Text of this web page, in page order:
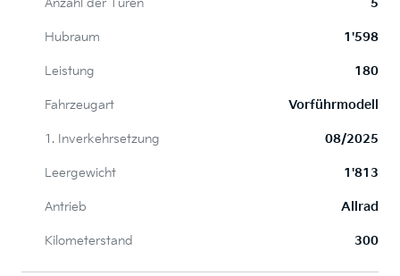
Anzahl der Türen 5
Hubraum 1'598
Leistung 180
Fahrzeugart Vorführmodell
1. Inverkehrsetzung 08/2025
Leergewicht 1'813
Antrieb Allrad
Kilometerstand 300